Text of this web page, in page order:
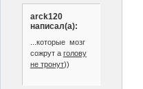
arck120
написал(а):
...которые мозг
сожрут а голову
не тронут))